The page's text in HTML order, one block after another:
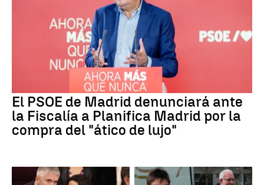
El PSOE de Madrid denunciará ante
la Fiscalía a Planifica Madrid por la
compra del "ático de lujo"